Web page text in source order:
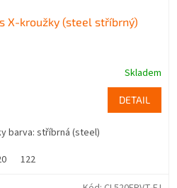
X-kroužky (steel stříbrný)
Skladem
DETAIL
barva: stříbrná (steel)
122